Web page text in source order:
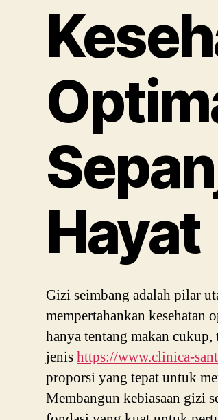
Hayat
Gizi seimbang adalah pilar
mempertahankan
hanya tentang makan
jenishttps://www.clinica-
proporsi yang tepat untuk
Membangun kebiasaan gizi